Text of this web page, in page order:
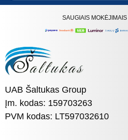
SAUGIAIS
UAB Šaltukas Group
Įm. kodas: 159703263
PVM kodas: LT597032610